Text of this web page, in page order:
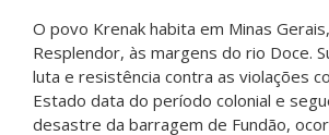
O povo Krenak habita em Minas
Resplendor, às margens do rio Doce.
luta e resistência contra as violações
Estado data do período colonial e
desastre da barragem de Fundão,